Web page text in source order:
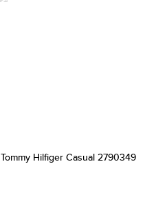
Tommy Hilfiger Casual 2790349